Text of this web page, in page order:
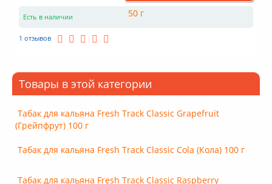
Есть в наличии
1 отзывов
Товары в этой категории
Табак для кальяна Fresh Track Classic Grapefruit
(Грейпфрут) 100 г
Табак для кальяна Fresh Track Classic Cola (Кола) 100 г
Табак для кальяна Fresh Track Classic Raspberry